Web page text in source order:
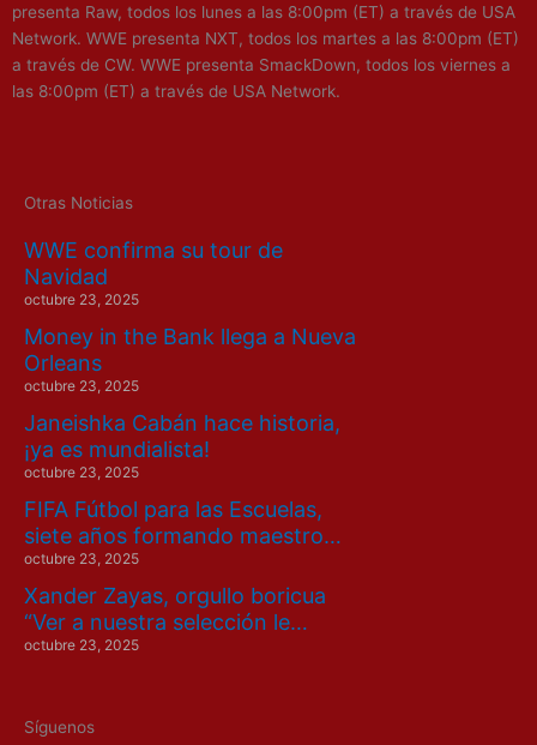
presenta Raw, todos los lunes a las 8:00pm (ET) a través de USA
Network. WWE presenta NXT, todos los martes a las 8:00pm (ET)
a través de CW. WWE presenta SmackDown, todos los viernes a
las 8:00pm (ET) a través de USA Network.
Otras Noticias
WWE confirma su tour de
Navidad
octubre 23, 2025
Money in the Bank llega a Nueva
Orleans
octubre 23, 2025
Janeishka Cabán hace historia,
¡ya es mundialista!
octubre 23, 2025
FIFA Fútbol para las Escuelas,
siete años formando maestro…
octubre 23, 2025
Xander Zayas, orgullo boricua
“Ver a nuestra selección le…
octubre 23, 2025
Síguenos